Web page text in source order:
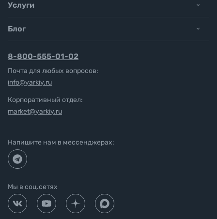
Услуги
Блог
8-800-555-01-02
Почта для любых вопросов:
info@yarkiy.ru
Корпоративный отдел:
market@yarkiy.ru
Напишите нам в мессенджерах:
Мы в соц.сетях